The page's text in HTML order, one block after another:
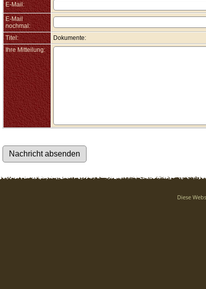
E-Mail:
E-Mail
nochmal:
Titel:
Dokumente:
Ihre Mitteilung:
Diese